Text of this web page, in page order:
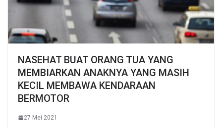
NASEHAT BUAT ORANG TUA YANG
MEMBIARKAN ANAKNYA YANG MASIH
KECIL MEMBAWA KENDARAAN
BERMOTOR
27 Mei 2021